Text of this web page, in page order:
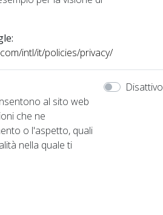
intl/it/policies/privacy/
al sito web
che ne
o l'aspetto, quali
nella quale ti
Disattivo